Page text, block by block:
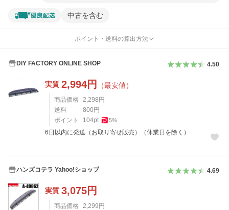
中古を含む
ポイント・送料の算出方法
DIY FACTORY ONLINE SHOP 4.50
実質 2,994円 （最安値）
商品価格 2,298 円
送料
800 円
ポイント
104pt 5%
6日以内に発送（お取り寄せ販売）（休業日を除く）
ハンズコテラ Yahoo!ショップ 4.69
実質 3,075円
商品価格 2,299 円